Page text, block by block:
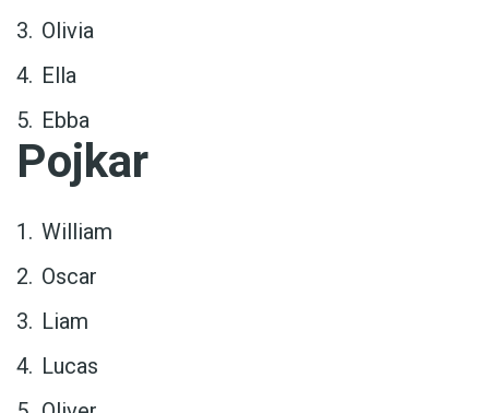
Olivia
Ella
Ebba
Pojkar
William
Oscar
Liam
Lucas